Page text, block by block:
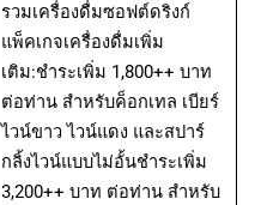
รวมเครื่องดื่มซอฟต์ดริงก์
แพ็คเกจเครื่องดื่มเพิ่ม
เติม:ชำระเพิ่ม 1,800++ บาท
ต่อท่าน สำหรับค็อกเทล เบียร์
ไวน์ขาว ไวน์แดง และสปาร์
กลิ้งไวน์แบบไม่อั้นชำระเพิ่ม
3,200++ บาท ต่อท่าน สำหรับ